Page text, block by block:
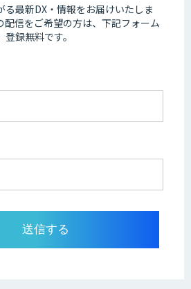
る最新DX・情報をお届けいたしま
配信をご希望の方は、下記フォーム
録無料です。